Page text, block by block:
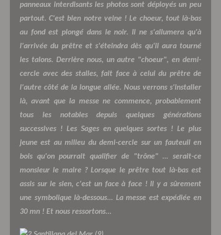
panneaux interdisants les photos sont déployés un peu
partout. C'est bien notre veine ! Le choeur, tout là-bas
au fond est plongé dans le noir. Il ne s'allumera qu'à
l'arrivée du prêtre et s'éteindra dès qu'il aura tourné
les talons. Derrière nous, un autre "choeur", en demi-
cercle avec des stalles, fait face à celui du prêtre de
l'autre côté de la longue allée. Nous verrons s'installer
là, avant que la messe ne commence, probablement
tous les notables depuis quelques générations
successives ! Les Sages en quelques sortes ! Le plus
jeune est au milieu du demi-cercle sur un fauteuil en
bois qu'on pourrait qualifier de "trône" ... serait-ce
monsieur le maire ? Lorsque le prêtre tout là-bas est
assis sur le sien, c'est un face à face ! Il y a sûrement
une symbolique là-dessous... La messe est expédiée en
30 mn ! Et nous ressortons...